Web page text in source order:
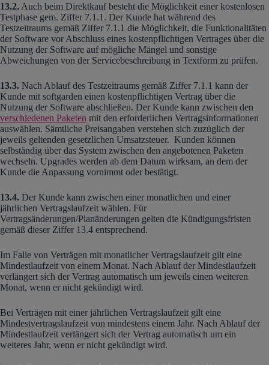
13.2. Auch beim Direktkauf besteht die Möglichkeit einer kostenlosen
Testphase gem. Ziffer 7.1.1. Der Kunde hat während des
Testzeitraums gemäß Ziffer 7.1.1 die Möglichkeit, die Funktionalitäten
der Software vor Abschluss eines kostenpflichtigen Vertrages über die
Nutzung der Software auf mögliche Mängel und sonstige
Abweichungen von der Servicebeschreibung in Textform zu prüfen.
13.3. Nach Ablauf des Testzeitraums gemäß Ziffer 7.1.1 kann der
Kunde mit softgarden einen kostenpflichtigen Vertrag über die
Nutzung der Software abschließen. Der Kunde kann zwischen den
verschiedenen Paketen mit den erforderlichen Vertragsinformationen
auswählen. Sämtliche Preisangaben verstehen sich zuzüglich der
jeweils geltenden gesetzlichen Umsatzsteuer. Kunden können
selbständig über das System zwischen den angebotenen Paketen
wechseln. Upgrades werden ab dem Datum wirksam, an dem der
Kunde die Anpassung vornimmt oder bestätigt.
13.4. Der Kunde kann zwischen einer monatlichen und einer
jährlichen Vertragslaufzeit wählen. Für
Vertragsänderungen/Planänderungen gelten die Kündigungsfristen
gemäß dieser Ziffer 13.4 entsprechend.
Im Falle von Verträgen mit monatlicher Vertragslaufzeit gilt eine
Mindestlaufzeit von einem Monat. Nach Ablauf der Mindestlaufzeit
verlängert sich der Vertrag automatisch um jeweils einen weiteren
Monat, wenn er nicht gekündigt wird.
Bei Verträgen mit einer jährlichen Vertragslaufzeit gilt eine
Mindestvertragslaufzeit von mindestens einem Jahr. Nach Ablauf der
Mindestlaufzeit verlängert sich der Vertrag automatisch um ein
weiteres Jahr, wenn er nicht gekündigt wird.